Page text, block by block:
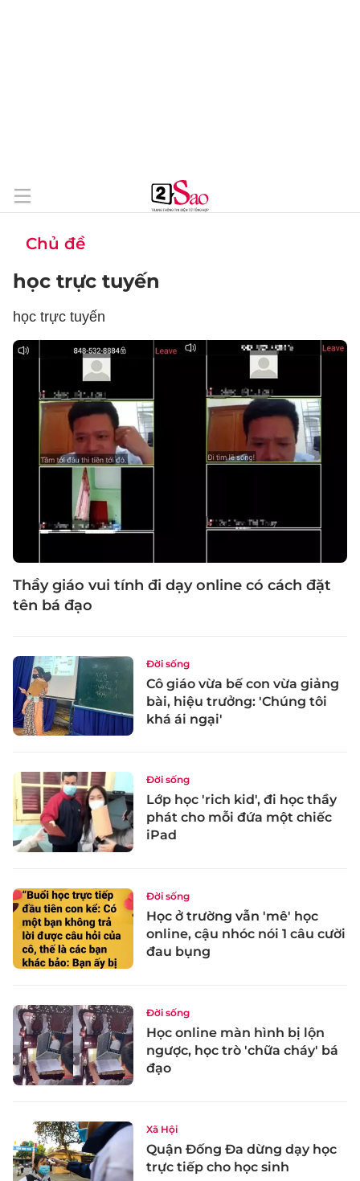
Chủ đề
học trực tuyến
học trực tuyến
Thầy giáo vui tính đi dạy online có cách đặt
tên bá đạo
Đời sống
Cô giáo vừa bế con vừa giảng
bài, hiệu trưởng: 'Chúng tôi
khá ái ngại'
Đời sống
Lớp học 'rich kid', đi học thầy
phát cho mỗi đứa một chiếc
iPad
Đời sống
Học ở trường vẫn 'mê' học
online, cậu nhóc nói 1 câu cười
đau bụng
Đời sống
Học online màn hình bị lộn
ngược, học trò 'chữa cháy' bá
đạo
Xã Hội
Quận Đống Đa dừng dạy học
trực tiếp cho học sinh